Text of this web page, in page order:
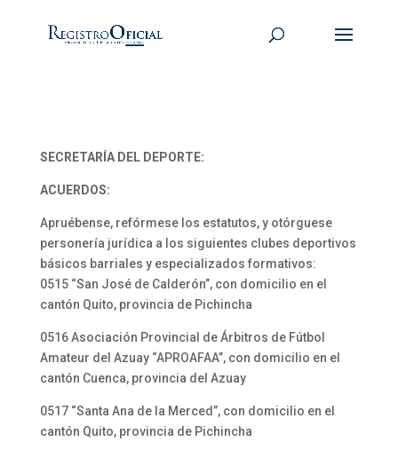
SECRETARÍA DEL DEPORTE:
ACUERDOS:
Apruébense, refórmese los estatutos, y otórguese
personería jurídica a los siguientes clubes deportivos
básicos barriales y especializados formativos:
0515 “San José de Calderón”, con domicilio en el
cantón Quito, provincia de Pichincha
0516 Asociación Provincial de Árbitros de Fútbol
Amateur del Azuay “APROAFAA”, con domicilio en el
cantón Cuenca, provincia del Azuay
0517 “Santa Ana de la Merced”, con domicilio en el
cantón Quito, provincia de Pichincha